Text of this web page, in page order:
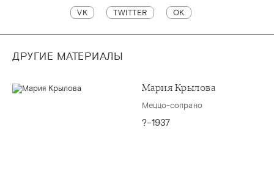
VK TWITTER OK
ДРУГИЕ МАТЕРИАЛЫ
Мария Крылова
Меццо-сопрано
?–1937